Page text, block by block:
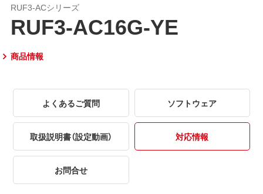
RUF3-ACシリーズ
RUF3-AC16G-YE
商品情報
よくあるご質問 ソフトウェア
取扱説明書（設定動画） 対応情報
お問合せ